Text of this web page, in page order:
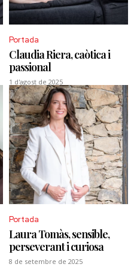
Portada
Claudia Riera, caòtica i
passional
1 d'agost de 2025
Portada
Laura Tomàs, sensible,
perseverant i curiosa
8 de setembre de 2025